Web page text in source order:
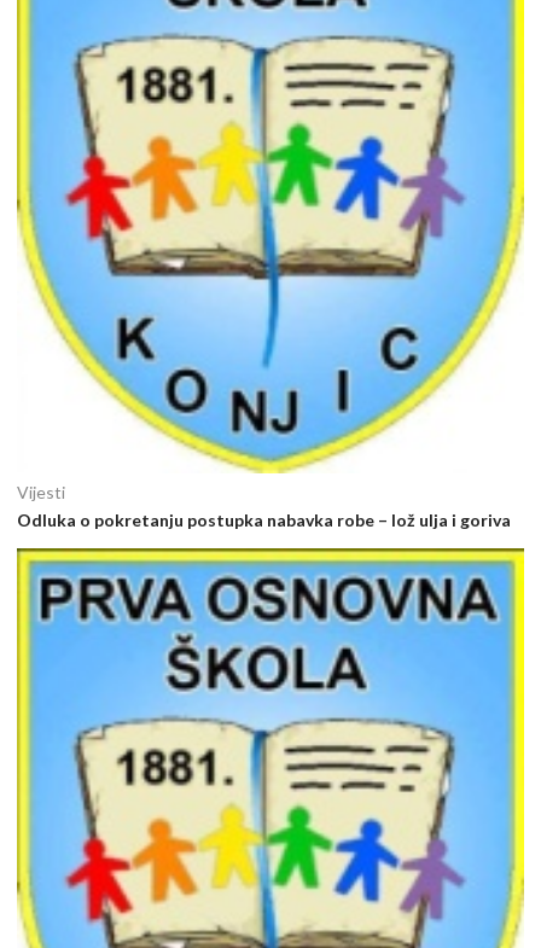
Vijesti
Odluka o pokretanju postupka nabavka robe – lož ulja i goriva